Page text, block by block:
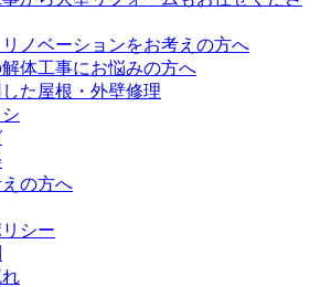
ノベーションをお考えの方へ
体工事にお悩みの方へ
た屋根・外壁修理
の方へ
シー